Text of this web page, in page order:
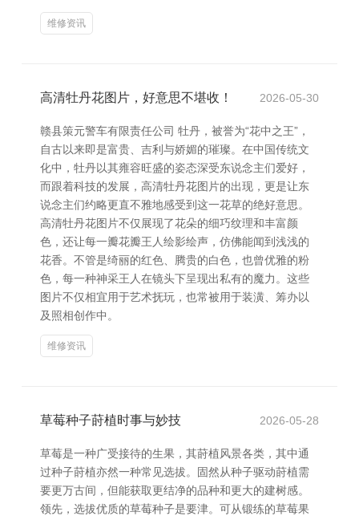
维修资讯
高清牡丹花图片，好意思不堪收！ 2026-05-30
赣县策元警车有限责任公司 牡丹，被誉为“花中之王”，
自古以来即是富贵、吉利与娇媚的璀璨。在中国传统文
化中，牡丹以其雍容旺盛的姿态深受东说念主们爱好，
而跟着科技的发展，高清牡丹花图片的出现，更是让东
说念主们约略更直不雅地感受到这一花草的绝好意思。
高清牡丹花图片不仅展现了花朵的细巧纹理和丰富颜
色，还让每一瓣花瓣王人绘影绘声，仿佛能闻到浅浅的
花香。不管是绮丽的红色、腾贵的白色，也曾优雅的粉
色，每一种神采王人在镜头下呈现出私有的魔力。这些
图片不仅相宜用于艺术抚玩，也常被用于装潢、筹办以
及照相创作中。
维修资讯
草莓种子莳植时事与妙技 2026-05-28
草莓是一种广受接待的生果，其莳植风景各类，其中通
过种子莳植亦然一种常见选拔。固然从种子驱动莳植需
要更万古间，但能获取更结净的品种和更大的建树感。
领先，选拔优质的草莓种子是要津。可从锻练的草莓果